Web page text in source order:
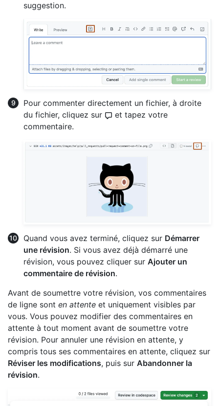
suggestion.
Pour commenter directement un fichier, à droite
du fichier, cliquez sur
et tapez votre
commentaire.
Quand vous avez terminé, cliquez sur Démarrer
une révision. Si vous avez déjà démarré une
révision, vous pouvez cliquer sur Ajouter un
commentaire de révision.
Avant de soumettre votre révision, vos commentaires
de ligne sont en attente et uniquement visibles par
vous. Vous pouvez modifier des commentaires en
attente à tout moment avant de soumettre votre
révision. Pour annuler une révision en attente, y
compris tous ses commentaires en attente, cliquez sur
Réviser les modifications, puis sur Abandonner la
révision.